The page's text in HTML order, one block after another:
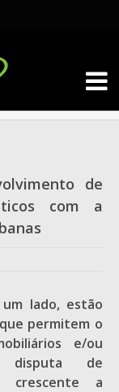
de
com a
lado, estão
permitem o
e/ou
de
crescente a